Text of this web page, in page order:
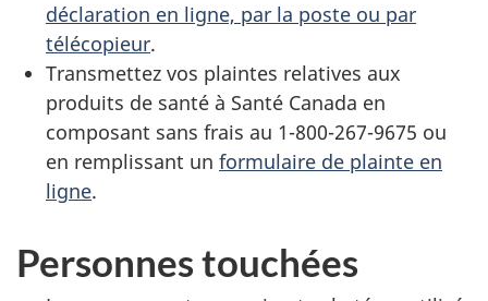
déclaration en ligne, par la poste ou par
télécopieur.
Transmettez vos plaintes relatives aux
produits de santé à Santé Canada en
composant sans frais au 1-800-267-9675 ou
en remplissant un formulaire de plainte en
ligne.
Personnes touchées